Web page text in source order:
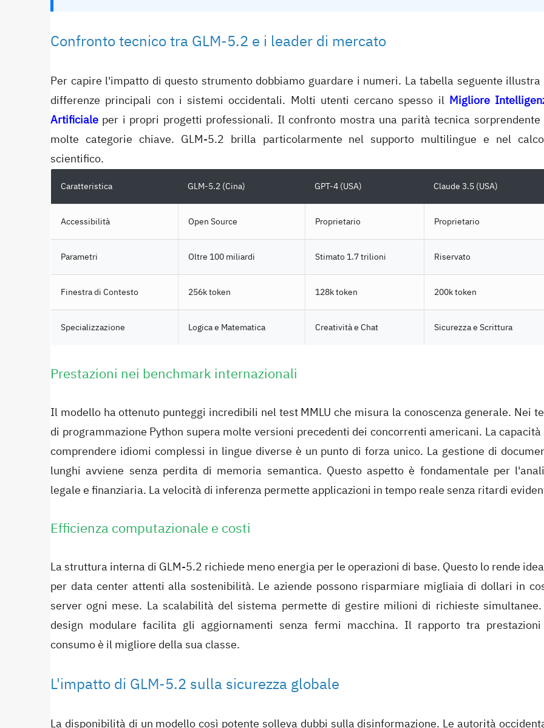
Confronto tecnico tra GLM-5.2 e i leader di mercato
Per capire l'impatto di questo strumento dobbiamo guardare i numeri. La tabella seguente illustra
differenze principali con i sistemi occidentali. Molti utenti cercano spesso il Migliore
Artificiale per i propri progetti professionali. Il confronto mostra una parità tecnica sorprendente
molte categorie chiave. GLM-5.2 brilla particolarmente nel supporto multilingue e nel
scientifico.
Caratteristica GLM-5.2 (Cina) GPT-4 (USA) Claude 3.5 (USA)
Accessibilità Open Source Proprietario Proprietario
Parametri Oltre 100 miliardi Stimato 1.7 trilioni Riservato
Finestra di Contesto 256k token 128k token 200k token
Specializzazione Logica e Matematica Creatività e Chat Sicurezza e Scrittura
Prestazioni nei benchmark internazionali
Il modello ha ottenuto punteggi incredibili nel test MMLU che misura la conoscenza generale. Nei
di programmazione Python supera molte versioni precedenti dei concorrenti americani. La capacità
comprendere idiomi complessi in lingue diverse è un punto di forza unico. La gestione di
lunghi avviene senza perdita di memoria semantica. Questo aspetto è fondamentale per
legale e finanziaria. La velocità di inferenza permette applicazioni in tempo reale senza ritardi
Efficienza computazionale e costi
La struttura interna di GLM-5.2 richiede meno energia per le operazioni di base. Questo lo rende
per data center attenti alla sostenibilità. Le aziende possono risparmiare migliaia di dollari in
server ogni mese. La scalabilità del sistema permette di gestire milioni di richieste
design modulare facilita gli aggiornamenti senza fermi macchina. Il rapporto tra
consumo è il migliore della sua classe.
L'impatto di GLM-5.2 sulla sicurezza globale
La disponibilità di un modello così potente solleva dubbi sulla disinformazione. Le autorità